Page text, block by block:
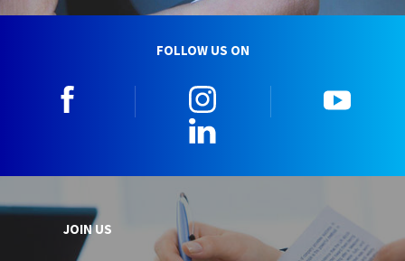
FOLLOW US ON
JOIN US